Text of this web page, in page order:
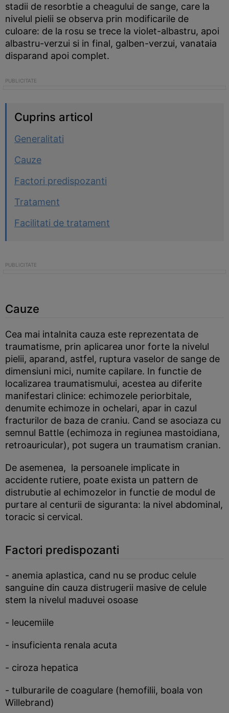
stadii de resorbtie a cheagului de sange, care la
nivelul pielii se observa prin modificarile de
culoare: de la rosu se trece la violet-albastru, apoi
albastru-verzui si in final, galben-verzui, vanataia
disparand apoi complet.
Cuprins articol
Generalitati
Cauze
Factori predispozanti
Tratament
Facilitati de tratament
Cauze
Cea mai intalnita cauza este reprezentata de
traumatisme, prin aplicarea unor forte la nivelul
pielii, aparand, astfel, ruptura vaselor de sange de
dimensiuni mici, numite capilare. In functie de
localizarea traumatismului, acestea au diferite
manifestari clinice: echimozele periorbitale,
denumite echimoze in ochelari, apar in cazul
fracturilor de baza de craniu. Cand se asociaza cu
semnul Battle (echimoza in regiunea mastoidiana,
retroauricular), pot sugera un traumatism cranian.
De asemenea, la persoanele implicate in
accidente rutiere, poate exista un pattern de
distrubutie al echimozelor in functie de modul de
purtare al centurii de siguranta: la nivel abdominal,
toracic si cervical.
Factori predispozanti
- anemia aplastica, cand nu se produc celule
sanguine din cauza distrugerii masive de celule
stem la nivelul maduvei osoase
- leucemiile
- insuficienta renala acuta
- ciroza hepatica
- tulburarile de coagulare (hemofilii, boala von
Willebrand)